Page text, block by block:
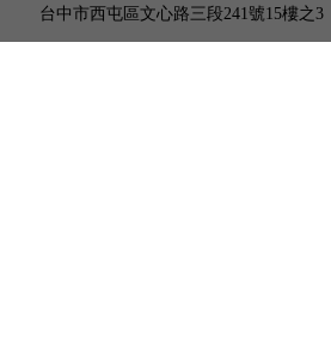
台中市西屯區文心路三段241號15樓